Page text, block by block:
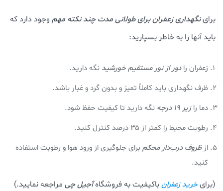
براینگهداری زعفران برای طولانی مدت چند نکته مهم وجود دارد که
باید آنها را به خاطر بسپارید:
زعفران رادور از نور مستقیم خورشیدنگه دارید.
ظرف نگهداری باید کاملاً تمیز و بدون گرد و غبار باشد.
دما رازیر ۱۹ درجه
نگه دارید تا کیفیت حفظ شود.
رطوبت محیط را کمتر از ۳۵ درصد کنترل کنید.
ازظروف درب‌دار محکمبرای جلوگیری از ورود هوا و رطوبت استفاده
کنید.
(برایخرید زعفرانباکیفیت به فروشگاهآجیل چی مراجعه نمایید.)